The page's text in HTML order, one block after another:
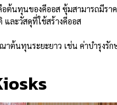
ต้นทุนของคีออส ซุ้มสามารถมีร
ละวัสดุที่ใช้สร้างคีออส
าต้นทุนระยะยาว เช่น ค่าบำรุงรั